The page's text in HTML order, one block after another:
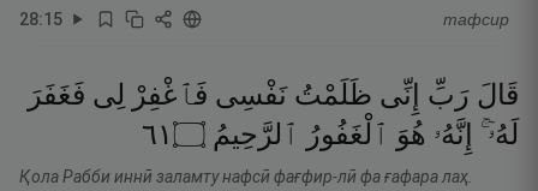
28:15 тафсир
قَالَ رَبِّ إِنِّى ظَلَمْتُ نَفْسِى فَٱغْفِرْ لِى فَغَفَرَ
لَهُۥٓ ۚ إِنَّهُۥ هُوَ ٱلْغَفُورُ ٱلرَّحِيمُ ۝١٦
Қола Рабби иннӣ заламту нафсӣ фағфир-лӣ фа ғафара лаҳ.